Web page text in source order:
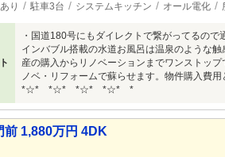
り 駐車3台 システムキッチン オール電化
・国道180号にもダイレクトで繋がってるの
インバブル搭載の水道お風呂は温泉のよ
産の購入からリノベーションまでワンストッ
ノベ・リフォームで蘇らせます。物件購入費
*☆* *☆* *☆* *☆* *
前 1,880万円 4DK